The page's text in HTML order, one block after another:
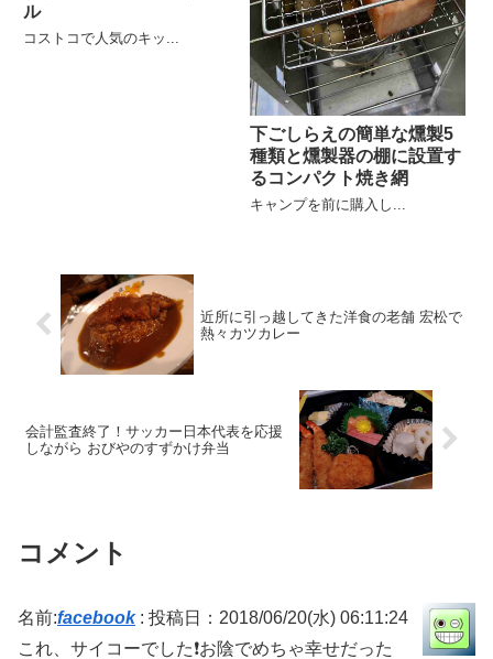
ル
コストコで人気のキッ...
下ごしらえの簡単な燻製5
種類と燻製器の棚に設置す
るコンパクト焼き網
キャンプを前に購入し...
近所に引っ越してきた洋食の老舗 宏松で
熱々カツカレー
会計監査終了！サッカー日本代表を応援
しながら おびやのすずかけ弁当
コメント
名前:facebook: 投稿日：2018/06/20(水) 06:11:24
これ、サイコーでした❗️お陰でめちゃ幸せだった